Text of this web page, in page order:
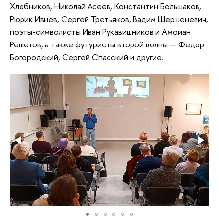
Хлебников, Николай Асеев, Константин Большаков,
Рюрик Ивнев, Сергей Третьяков, Вадим Шершеневич,
поэты-символисты Иван Рукавишников и Амфиан
Решетов, а также футуристы второй волны — Федор
Богородский, Сергей Спасский и другие.